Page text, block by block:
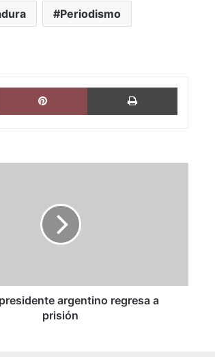
Periodismo
Pinterest Imprimir
argentino regresa a
prisión